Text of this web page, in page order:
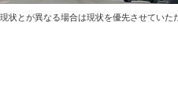
状とが異なる場合は現状を優先させていた